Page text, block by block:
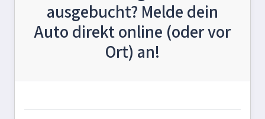
ausgebucht? Melde dein
Auto direkt online (oder vor
Ort) an!